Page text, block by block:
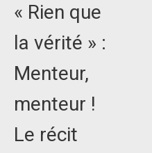
« Rien que
la vérité » :
Menteur,
menteur !
Le récit